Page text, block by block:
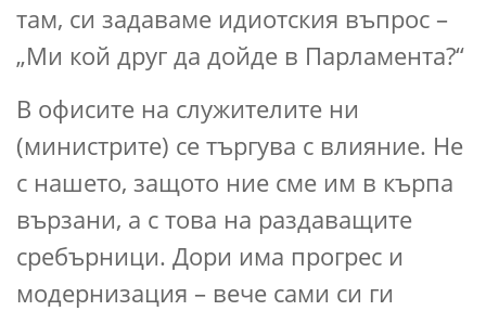
там, си задаваме идиотския въпрос –
„Ми кой друг да дойде в Парламента?“
В офисите на служителите ни
(министрите) се търгува с влияние. Не
с нашето, защото ние сме им в кърпа
вързани, а с това на раздаващите
сребърници. Дори има прогрес и
модернизация – вече сами си ги